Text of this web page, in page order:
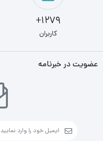
1279+
کاربران
عضویت در خبرنامه